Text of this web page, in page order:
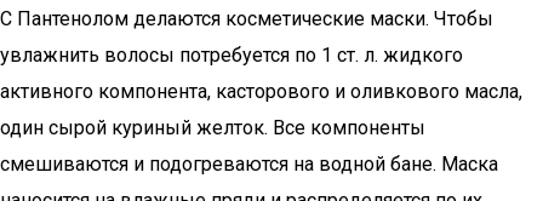
С Пантенолом делаются косметические маски. Чтобы
увлажнить волосы потребуется по 1 ст. л. жидкого
активного компонента, касторового и оливкового масла,
один сырой куриный желток. Все компоненты
смешиваются и подогреваются на водной бане. Маска